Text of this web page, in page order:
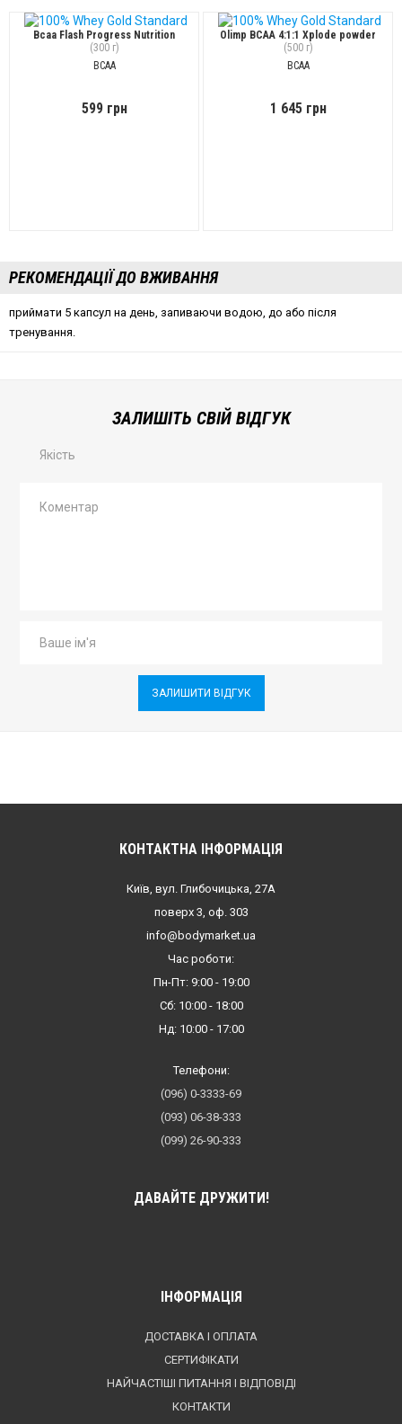
Bcaa Flash Progress Nutrition
(300 г)
BCAA
599 грн
Olimp BCAA 4:1:1 Xplode powder
(500 г)
BCAA
1 645 грн
РЕКОМЕНДАЦІЇ ДО ВЖИВАННЯ
приймати 5 капсул на день, запиваючи водою, до або після
тренування.
ЗАЛИШІТЬ СВІЙ ВІДГУК
Якість
ЗАЛИШИТИ ВІДГУК
КОНТАКТНА ІНФОРМАЦІЯ
Київ, вул. Глибочицька, 27А
поверх 3, оф. 303
info@bodymarket.ua
Час роботи:
Пн-Пт: 9:00 - 19:00
Сб: 10:00 - 18:00
Нд: 10:00 - 17:00
Телефони:
(096) 0-3333-69
(093) 06-38-333
(099) 26-90-333
ДАВАЙТЕ ДРУЖИТИ!
ІНФОРМАЦІЯ
ДОСТАВКА І ОПЛАТА
СЕРТИФІКАТИ
НАЙЧАСТІШІ ПИТАННЯ І ВІДПОВІДІ
КОНТАКТИ